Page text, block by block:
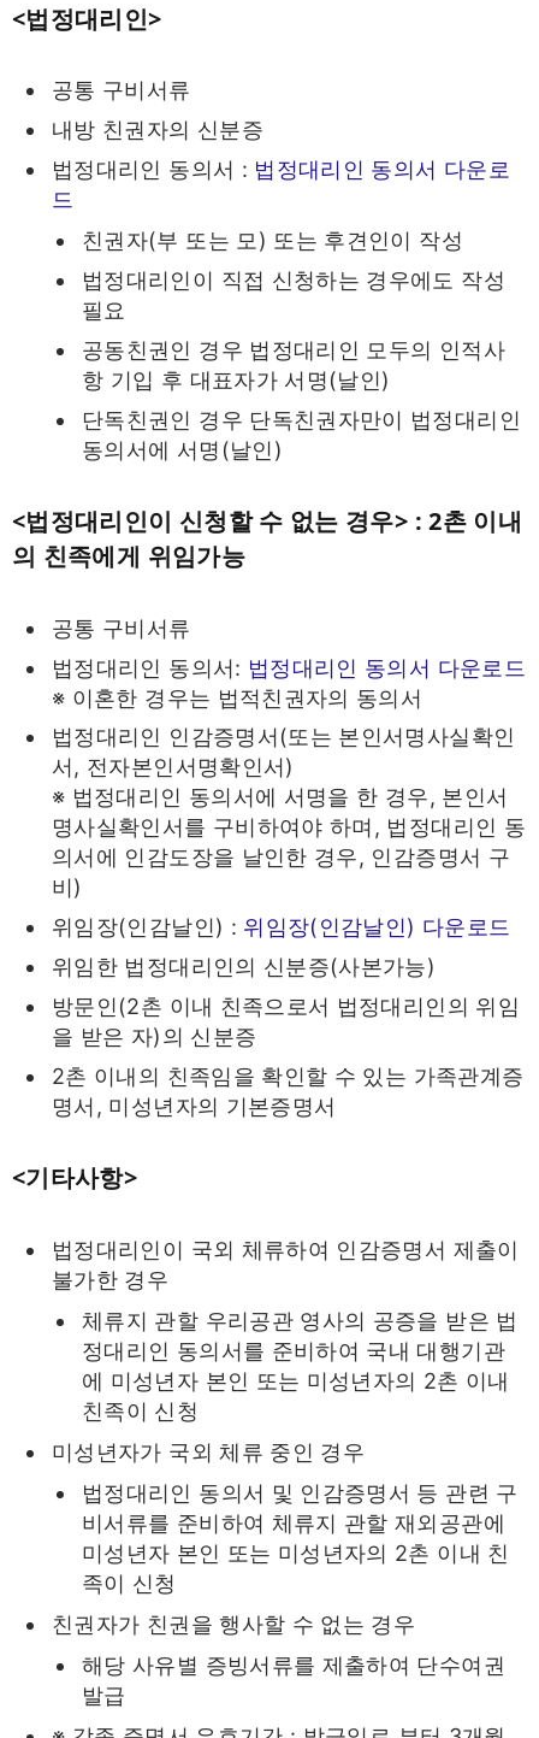
<법정대리인>
공통 구비서류
내방 친권자의 신분증
법정대리인 동의서 : 법정대리인 동의서 다운로
드
친권자(부 또는 모) 또는 후견인이 작성
법정대리인이 직접 신청하는 경우에도 작성
필요
공동친권인 경우 법정대리인 모두의 인적사
항 기입 후 대표자가 서명(날인)
단독친권인 경우 단독친권자만이 법정대리인
동의서에 서명(날인)
<법정대리인이 신청할 수 없는 경우> : 2촌 이내
의 친족에게 위임가능
공통 구비서류
법정대리인 동의서: 법정대리인 동의서 다운로드
※ 이혼한 경우는 법적친권자의 동의서
법정대리인 인감증명서(또는 본인서명사실확인
서, 전자본인서명확인서)
※ 법정대리인 동의서에 서명을 한 경우, 본인서
명사실확인서를 구비하여야 하며, 법정대리인 동
의서에 인감도장을 날인한 경우, 인감증명서 구
비)
위임장(인감날인) : 위임장(인감날인) 다운로드
위임한 법정대리인의 신분증(사본가능)
방문인(2촌 이내 친족으로서 법정대리인의 위임
을 받은 자)의 신분증
2촌 이내의 친족임을 확인할 수 있는 가족관계증
명서, 미성년자의 기본증명서
<기타사항>
법정대리인이 국외 체류하여 인감증명서 제출이
불가한 경우
체류지 관할 우리공관 영사의 공증을 받은 법
정대리인 동의서를 준비하여 국내 대행기관
에 미성년자 본인 또는 미성년자의 2촌 이내
친족이 신청
미성년자가 국외 체류 중인 경우
법정대리인 동의서 및 인감증명서 등 관련 구
비서류를 준비하여 체류지 관할 재외공관에
미성년자 본인 또는 미성년자의 2촌 이내 친
족이 신청
친권자가 친권을 행사할 수 없는 경우
해당 사유별 증빙서류를 제출하여 단수여권
발급